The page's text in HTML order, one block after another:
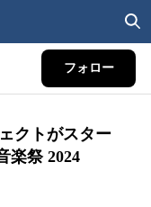
フォロー
クトがスター
楽祭 2024